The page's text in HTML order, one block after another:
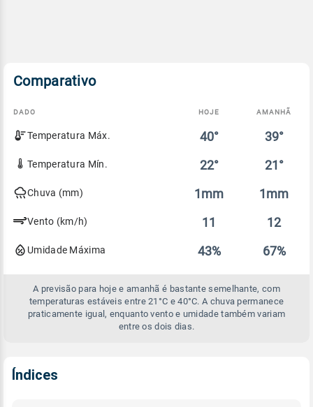
Comparativo
Comparativo
entre
previsão
hoje
DADO HOJE AMANHÃ
Temperatura Máx. 40° 39°
Temperatura Mín. 22° 21°
Chuva (mm) 1mm 1mm
Vento (km/h) 11 12
Umidade Máxima 43% 67%
A previsão para hoje e amanhã é bastante semelhante, com
temperaturas estáveis entre 21°C e 40°C. A chuva permanece
praticamente igual, enquanto vento e umidade também variam
entre os dois dias.
Índices